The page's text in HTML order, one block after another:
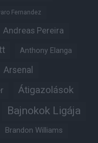
Fernandez
Andreas Pereira
Anthony Elanga
Arsenal
Átigazolások
Bajnokok Ligája
Brandon Williams